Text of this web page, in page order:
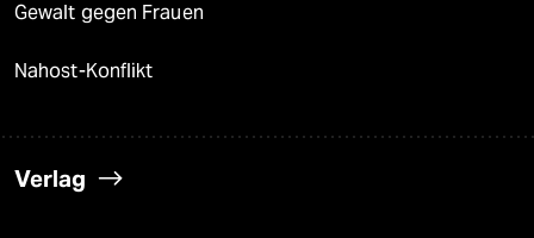
Gewalt gegen Frauen
Nahost-Konflikt
Verlag